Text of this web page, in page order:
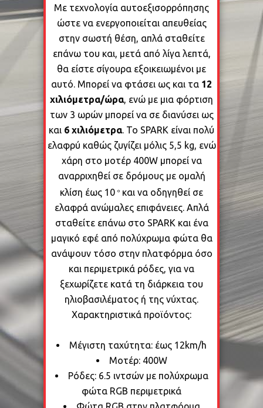
Με τεχνολογία αυτοεξισορρόπησης
ώστε να ενεργοποιείται απευθείας
στην σωστή θέση, απλά σταθείτε
επάνω του και, μετά από λίγα λεπτά,
θα είστε σίγουρα εξοικειωμένοι με
αυτό. Μπορεί να φτάσει ως και τα 12
χιλιόμετρα/ώρα, ενώ με μια φόρτιση
των 3 ωρών μπορεί να σε διανύσει ως
και 6 χιλιόμετρα. Το SPARK είναι πολύ
ελαφρύ καθώς ζυγίζει μόλις 5,5 kg, ενώ
χάρη στο μοτέρ 400W μπορεί να
αναρριχηθεί σε δρόμους με ομαλή
κλίση έως 10 ο και να οδηγηθεί σε
ελαφρά ανώμαλες επιφάνειες. Απλά
σταθείτε επάνω στο SPARK και ένα
μαγικό εφέ από πολύχρωμα φώτα θα
ανάψουν τόσο στην πλατφόρμα όσο
και περιμετρικά ρόδες, για να
ξεχωρίζετε κατά τη διάρκεια του
ηλιοβασιλέματος ή της νύχτας.
Χαρακτηριστικά προϊόντος:
Μέγιστη ταχύτητα: έως 12km/h
Μοτέρ: 400W
Ρόδες: 6.5 ιντσών με πολύχρωμα
φώτα RGB περιμετρικά